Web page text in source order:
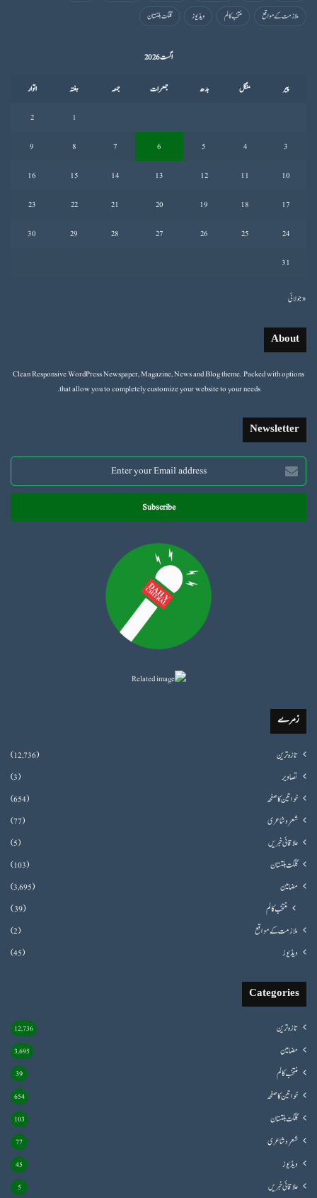
ملازمت کے مواقع
منتخب کالم ویڈیوز گلگت بلتستان
اگست 2026
پیر منگل بدھ جمعرات جمعہ ہفتہ اتوار
1
2
3
4
5
6
7
8
9
10
11
12
13
14
15
16
17
18
19
20
21
22
23
24
25
26
27
28
29
30
31
« جولائی
About
Clean Responsive WordPress Newspaper, Magazine, News and Blog theme. Packed with options
that allow you to completely customize your website to your needs.
Newsletter
Enter
your
Email
زمرے
تازہ ترین
(12,736)
تصاویر
(3)
خواتین کا صفحہ
(654)
شعروشاعری
(77)
علاقائی خبریں
(5)
گلگت بلتستان
(103)
مضامین
(3,695)
منتخب کالم (39)
ملازمت کے مواقع
(2)
ویڈیوز
(45)
Categories
تازہ ترین 12,736
مضامین 3,695
منتخب کالم 39
خواتین کا صفحہ 654
گلگت بلتستان 103
شعروشاعری 77
ویڈیوز 45
علاقائی خبریں 5